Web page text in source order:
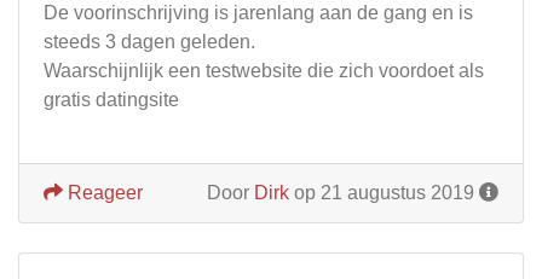
De voorinschrijving is jarenlang aan de gang en is
steeds 3 dagen geleden.
Waarschijnlijk een testwebsite die zich voordoet als
gratis datingsite
Door Dirk op 21 augustus 2019
Reageer